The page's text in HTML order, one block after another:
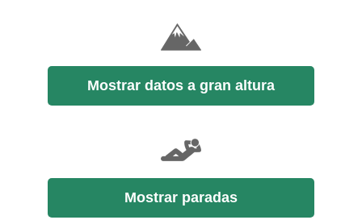
Mostrar datos a gran altura
Mostrar paradas